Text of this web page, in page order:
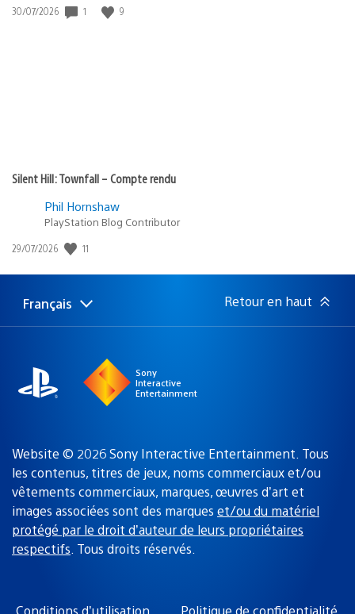
Date
30/07/2026 1 9
Silent Hill: Townfall – Compte rendu
Phil Hornshaw
PlayStation Blog Contributor
Date
publication
29/07/2026 11
Choisir
une
Région
actuelle
Français Retour en haut
Sony
Interactive
Entertainment
Website © 2026 Sony Interactive Entertainment. Tous
les contenus, titres de jeux, noms commerciaux et/ou
vêtements commerciaux, marques, œuvres d’art et
images associées sont des marques et/ou du matériel
protégé par le droit d’auteur de leurs propriétaires
respectifs. Tous droits réservés.
Conditions d’utilisation Politique de confidentialité